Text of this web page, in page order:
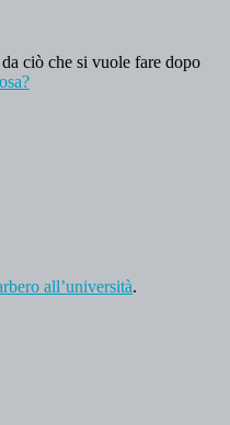
ciò che si vuole fare dopo
all’università.